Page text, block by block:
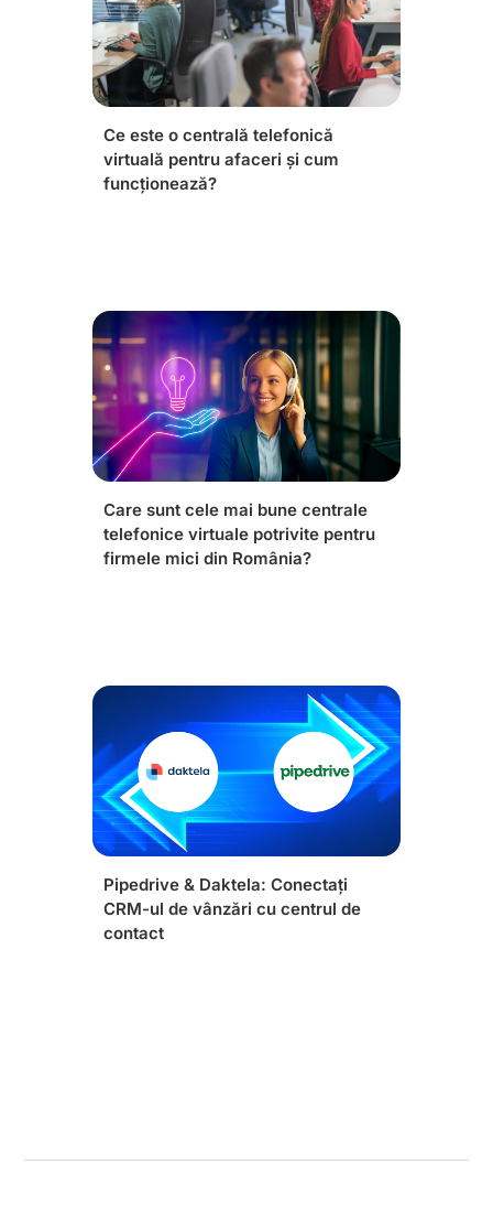
Ce este o centrală telefonică
virtuală pentru afaceri și cum
funcționează?
Care sunt cele mai bune centrale
telefonice virtuale potrivite pentru
firmele mici din România?
Pipedrive & Daktela: Conectați
CRM-ul de vânzări cu centrul de
contact